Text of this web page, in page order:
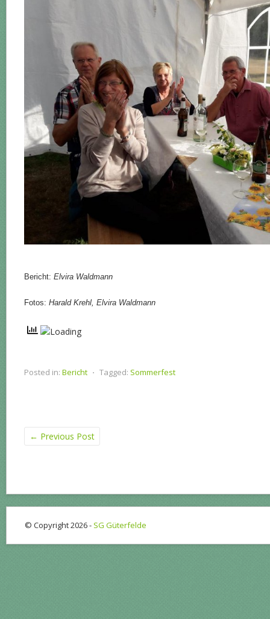
Bericht: Elvira Waldmann
Fotos: Harald Krehl, Elvira Waldmann
Posted in: Bericht ⋅ Tagged: Sommerfest
← Previous Post
© Copyright 2026 - SG Güterfelde